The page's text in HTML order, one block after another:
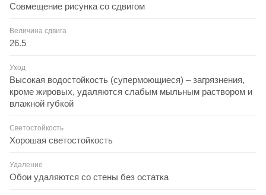
Совмещение рисунка со сдвигом
Величина сдвига
26.5
Уход
Высокая водостойкость (супермоющиеся) – загрязнения,
кроме жировых, удаляются слабым мыльным раствором и
влажной губкой
Светостойкость
Хорошая светостойкость
Удаление
Обои удаляются со стены без остатка